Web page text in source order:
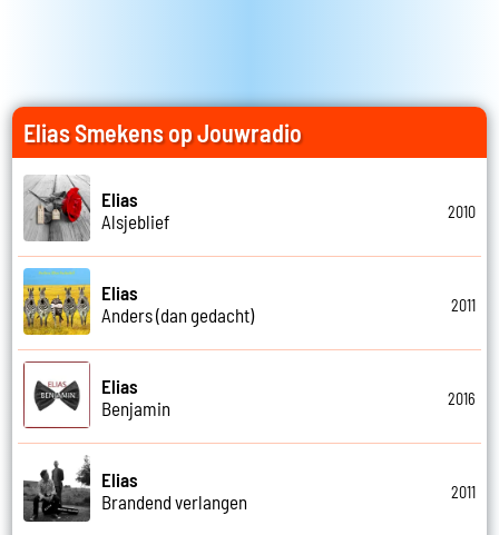
Elias Smekens op Jouwradio
Elias
Alsjeblief
2010
Elias
Anders (dan gedacht)
2011
Elias
Benjamin
2016
Elias
Brandend verlangen
2011